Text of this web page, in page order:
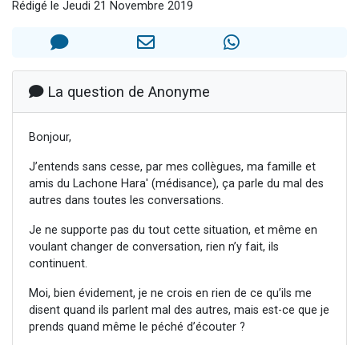
30 personnes viennent de faire un don pour Sauvez la jambe de Yohan
12 nouvelles musiques dans Torah-Box Music
29 personnes viennent de demander une bénédiction
Rédigé le Jeudi 21 Novembre 2019
La question de Anonyme
Bonjour,
J’entends sans cesse, par mes collègues, ma famille et
amis du Lachone Hara' (médisance), ça parle du mal des
autres dans toutes les conversations.
Je ne supporte pas du tout cette situation, et même en
voulant changer de conversation, rien n’y fait, ils
continuent.
Moi, bien évidement, je ne crois en rien de ce qu’ils me
disent quand ils parlent mal des autres, mais est-ce que je
prends quand même le péché d’écouter ?